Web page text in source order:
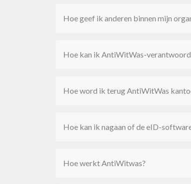
Hoe geef ik anderen binnen mijn
Hoe kan ik AntiWitWas-
Hoe word ik terug AntiWitWas
Hoe kan ik nagaan of de eID-
Hoe werkt AntiWitwas?